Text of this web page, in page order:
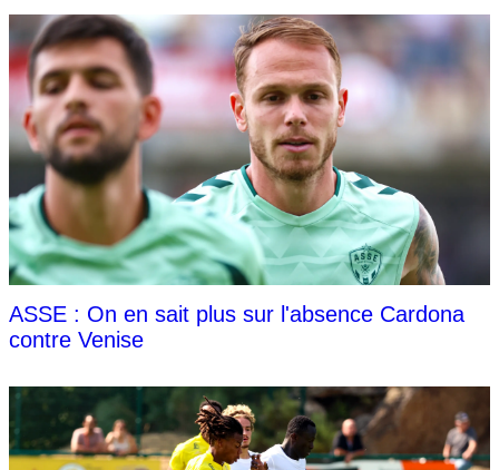
ASSE : On en sait plus sur l'absence Cardona
contre Venise